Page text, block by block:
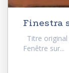
Finestra
Titre
Fenêtre sur...